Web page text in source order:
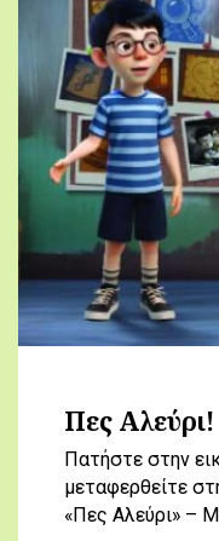
Πες Αλεύρι!
Πατήστε στην
μεταφερθείτε
«Πες Αλεύρι» –